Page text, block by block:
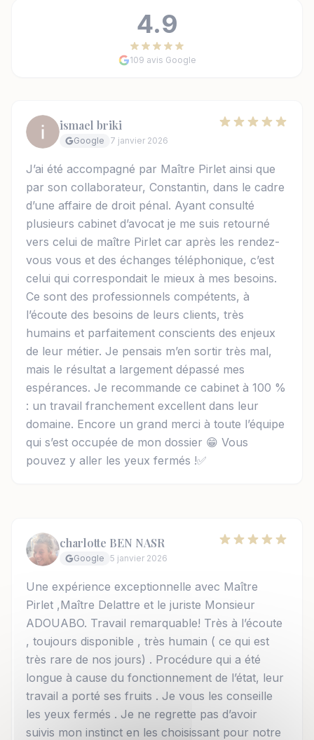
4.9
109 avis Google
ismael briki
Google 7 janvier 2026
J’ai été accompagné par Maître Pirlet ainsi que
par son collaborateur, Constantin, dans le cadre
d’une affaire de droit pénal. Ayant consulté
plusieurs cabinet d’avocat je me suis retourné
vers celui de maître Pirlet car après les rendez-
vous vous et des échanges téléphonique, c’est
celui qui correspondait le mieux à mes besoins.
Ce sont des professionnels compétents, à
l’écoute des besoins de leurs clients, très
humains et parfaitement conscients des enjeux
de leur métier. Je pensais m’en sortir très mal,
mais le résultat a largement dépassé mes
espérances. Je recommande ce cabinet à 100 %
: un travail franchement excellent dans leur
domaine. Encore un grand merci à toute l’équipe
qui s’est occupée de mon dossier 😁 Vous
pouvez y aller les yeux fermés !✅
charlotte BEN NASR
Google 5 janvier 2026
Une expérience exceptionnelle avec Maître
Pirlet ,Maître Delattre et le juriste Monsieur
ADOUABO. Travail remarquable! Très à l’écoute
, toujours disponible , très humain ( ce qui est
très rare de nos jours) . Procédure qui a été
longue à cause du fonctionnement de l’état, leur
travail a porté ses fruits . Je vous les conseille
les yeux fermés . Je ne regrette pas d’avoir
suivis mon instinct en les choisissant pour notre